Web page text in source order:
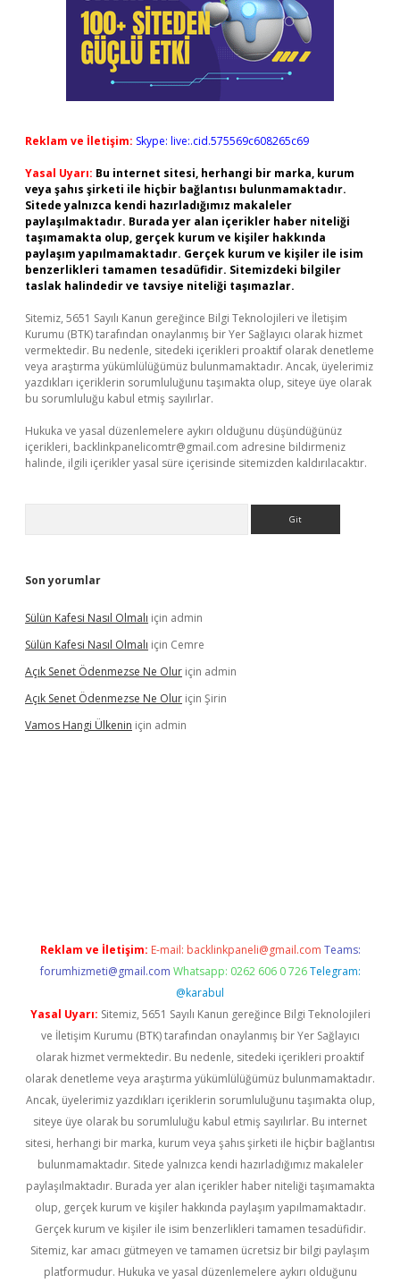
Reklam ve İletişim: Skype: live:.cid.575569c608265c69
Yasal Uyarı: Bu internet sitesi, herhangi bir marka, kurum
veya şahıs şirketi ile hiçbir bağlantısı bulunmamaktadır.
Sitede yalnızca kendi hazırladığımız makaleler
paylaşılmaktadır. Burada yer alan içerikler haber niteliği
taşımamakta olup, gerçek kurum ve kişiler hakkında
paylaşım yapılmamaktadır. Gerçek kurum ve kişiler ile isim
benzerlikleri tamamen tesadüfidir. Sitemizdeki bilgiler
taslak halindedir ve tavsiye niteliği taşımazlar.
Sitemiz, 5651 Sayılı Kanun gereğince Bilgi Teknolojileri ve İletişim
Kurumu (BTK) tarafından onaylanmış bir Yer Sağlayıcı olarak hizmet
vermektedir. Bu nedenle, sitedeki içerikleri proaktif olarak denetleme
veya araştırma yükümlülüğümüz bulunmamaktadır. Ancak, üyelerimiz
yazdıkları içeriklerin sorumluluğunu taşımakta olup, siteye üye olarak
bu sorumluluğu kabul etmiş sayılırlar.
Hukuka ve yasal düzenlemelere aykırı olduğunu düşündüğünüz
içerikleri, backlinkpanelicomtr@gmail.com adresine bildirmeniz
halinde, ilgili içerikler yasal süre içerisinde sitemizden kaldırılacaktır.
Son yorumlar
Sülün Kafesi Nasıl Olmalı için admin
Sülün Kafesi Nasıl Olmalı için Cemre
Açık Senet Ödenmezse Ne Olur için admin
Açık Senet Ödenmezse Ne Olur için Şirin
Vamos Hangi Ülkenin için admin
Reklam ve İletişim: E-mail: backlinkpaneli@gmail.com Teams:
forumhizmeti@gmail.com Whatsapp: 0262 606 0 726 Telegram:
@karabul
Yasal Uyarı: Sitemiz, 5651 Sayılı Kanun gereğince Bilgi Teknolojileri
ve İletişim Kurumu (BTK) tarafından onaylanmış bir Yer Sağlayıcı
olarak hizmet vermektedir. Bu nedenle, sitedeki içerikleri proaktif
olarak denetleme veya araştırma yükümlülüğümüz bulunmamaktadır.
Ancak, üyelerimiz yazdıkları içeriklerin sorumluluğunu taşımakta olup,
siteye üye olarak bu sorumluluğu kabul etmiş sayılırlar. Bu internet
sitesi, herhangi bir marka, kurum veya şahıs şirketi ile hiçbir bağlantısı
bulunmamaktadır. Sitede yalnızca kendi hazırladığımız makaleler
paylaşılmaktadır. Burada yer alan içerikler haber niteliği taşımamakta
olup, gerçek kurum ve kişiler hakkında paylaşım yapılmamaktadır.
Gerçek kurum ve kişiler ile isim benzerlikleri tamamen tesadüfidir.
Sitemiz, kar amacı gütmeyen ve tamamen ücretsiz bir bilgi paylaşım
platformudur. Hukuka ve yasal düzenlemelere aykırı olduğunu